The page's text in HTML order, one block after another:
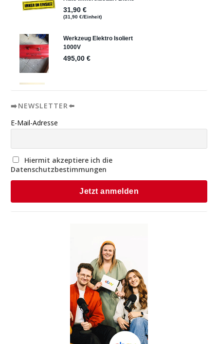
➡️NEWSLETTER⬅️
E-Mail-Adresse
Hiermit akzeptiere ich die
Datenschutzbestimmungen